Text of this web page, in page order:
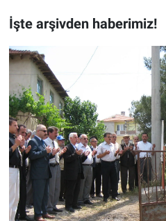
İşte arşivden haberimiz!